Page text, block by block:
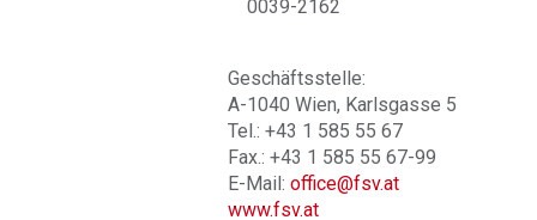
0039-2162
Geschäftsstelle:
A-1040 Wien, Karlsgasse 5
Tel.: +43 1 585 55 67
Fax.: +43 1 585 55 67-99
E-Mail: office@fsv.at
www.fsv.at